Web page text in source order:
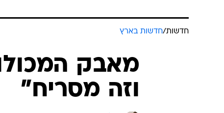
חדשות/חדשות בארץ
מאבק
וזה מסריח"